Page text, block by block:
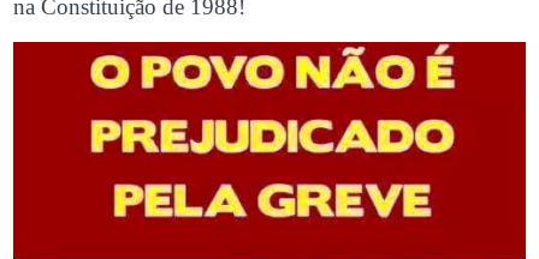
na Constituição de 1988!